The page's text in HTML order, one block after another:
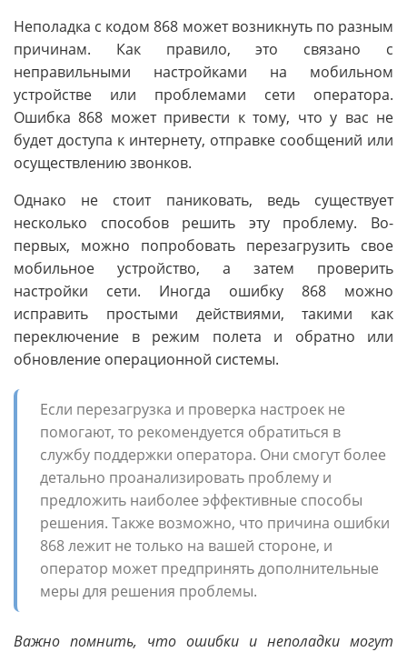
Неполадка с кодом 868 может возникнуть по разным
причинам. Как правило, это связано с
неправильными настройками на мобильном
устройстве или проблемами сети оператора.
Ошибка 868 может привести к тому, что у вас не
будет доступа к интернету, отправке сообщений или
осуществлению звонков.
Однако не стоит паниковать, ведь существует
несколько способов решить эту проблему. Во-
первых, можно попробовать перезагрузить свое
мобильное устройство, а затем проверить
настройки сети. Иногда ошибку 868 можно
исправить простыми действиями, такими как
переключение в режим полета и обратно или
обновление операционной системы.
Если перезагрузка и проверка настроек не
помогают, то рекомендуется обратиться в
службу поддержки оператора. Они смогут более
детально проанализировать проблему и
предложить наиболее эффективные способы
решения. Также возможно, что причина ошибки
868 лежит не только на вашей стороне, и
оператор может предпринять дополнительные
меры для решения проблемы.
Важно помнить, что ошибки и неполадки могут